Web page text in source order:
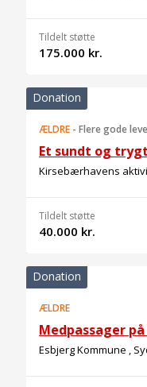
Tildelt støtte
175.000 kr.
Donation
ÆLDRE - Flere gode
Et sundt og
Kirsebærhavens
Tildelt støtte
40.000 kr.
Donation
ÆLDRE
Medpassager
Esbjerg Kommune ,